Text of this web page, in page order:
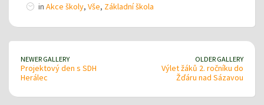
in Akce školy, Vše, Základní škola
NEWER GALLERY
Projektový den s SDH
Herálec
OLDER GALLERY
Výlet žáků 2. ročníku do
Žďáru nad Sázavou